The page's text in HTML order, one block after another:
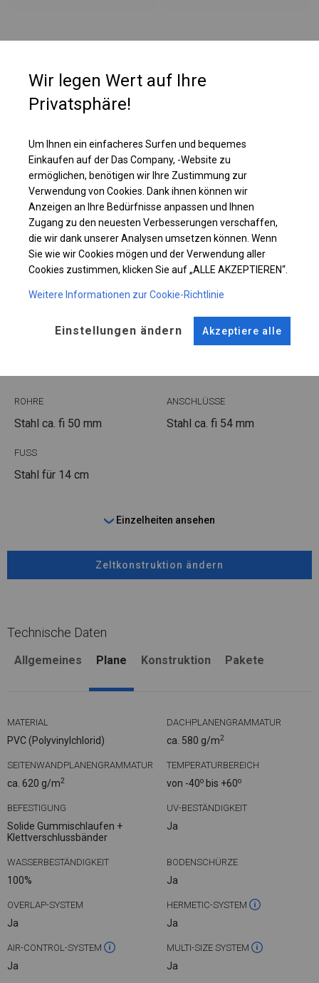
Die Plane eignet sich perfekt für die Organisation von Outdoor-Events,
Banketten oder Festivals. Sie ist ein idealer Schutz für Catering und
Terrassenzelt verwendet werden. Das Zelt kann auch als Gewerbefläche
und zusätzlicher Platz in Ihren Räumlichkeiten genutzt werden.
Einzelheiten ansehen
Plane ändern
KONSTRUKTION
ROHRE
Stahl ca. fi 50 mm
ANSCHLÜSSE
Stahl ca. fi 54 mm
FUSS
Stahl für 14 cm
Einzelheiten ansehen
Zeltkonstruktion ändern
Technische Daten
Allgemeines Plane Konstruktion Pakete
MATERIAL
PVC (Polyvinylchlorid)
DACHPLANENGRAMMATUR
ca. 580 g/m2
SEITENWANDPLANENGRAMMATUR
ca. 620 g/m2
TEMPERATURBEREICH
von -40o bis +60o
BEFESTIGUNG
Solide Gummischlaufen +
Klettverschlussbänder
UV-BESTÄNDIGKEIT
Ja
WASSERBESTÄNDIGKEIT
100%
BODENSCHÜRZE
Ja
OVERLAP-SYSTEM
Ja
HERMETIC-SYSTEM
Ja
AIR-CONTROL-SYSTEM
Ja
MULTI-SIZE SYSTEM
Ja
Wir legen Wert auf Ihre
Privatsphäre!
Um Ihnen ein einfacheres Surfen und bequemes
Einkaufen auf der Das Company, -Website zu
ermöglichen, benötigen wir Ihre Zustimmung zur
Verwendung von Cookies. Dank ihnen können wir
Anzeigen an Ihre Bedürfnisse anpassen und Ihnen
Zugang zu den neuesten Verbesserungen verschaffen,
die wir dank unserer Analysen umsetzen können. Wenn
Sie wie wir Cookies mögen und der Verwendung aller
Cookies zustimmen, klicken Sie auf „ALLE AKZEPTIEREN“.
Weitere Informationen zur Cookie-Richtlinie
Einstellungen ändern Akzeptiere alle